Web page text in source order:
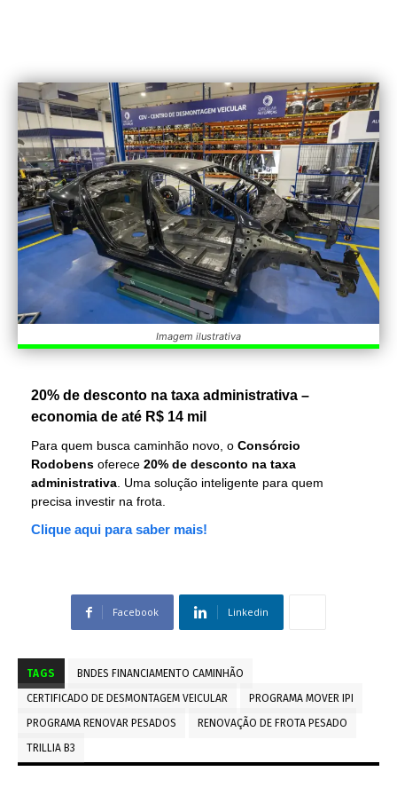
Imagem ilustrativa
20% de desconto na taxa administrativa –
economia de até R$ 14 mil
Para quem busca caminhão novo, o Consórcio
Rodobens oferece 20% de desconto na taxa
administrativa . Uma solução inteligente para quem
precisa investir na frota.
Clique aqui para saber mais!
Facebook Linkedin
TAGS
BNDES FINANCIAMENTO CAMINHÃO
CERTIFICADO DE DESMONTAGEM VEICULAR
PROGRAMA MOVER IPI
PROGRAMA RENOVAR PESADOS
RENOVAÇÃO DE FROTA PESADO
TRILLIA B3